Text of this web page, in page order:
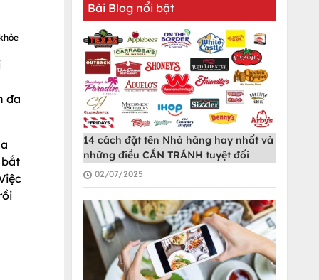
đa
bắt
Bài Blog nổi bật
14 cách đặt tên Nhà hàng hay nhất và
những điều CẦN TRÁNH tuyệt đối
02/07/2025